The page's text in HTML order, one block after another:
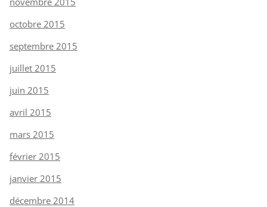
octobre 2015
septembre 2015
juillet 2015
juin 2015
avril 2015
mars 2015
février 2015
janvier 2015
décembre 2014